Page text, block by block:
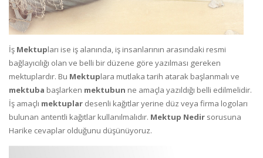
İş Mektupları ise iş alanında, iş insanlarının arasındaki resmi
bağlayıcılığı olan ve belli bir düzene göre yazılması gereken
mektuplardır. Bu Mektuplara mutlaka tarih atarak başlanmalı ve
mektuba başlarken mektubun ne amaçla yazıldığı belli edilmelidir.
İş amaçlı mektuplar desenli kağıtlar yerine düz veya firma logoları
bulunan antentli kağıtlar kullanılmalıdır. Mektup Nedir sorusuna
Harike cevaplar olduğunu düşünüyoruz.